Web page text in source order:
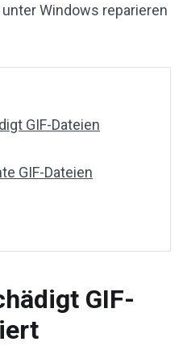
Windows reparieren
GIF-Dateien
GIF-Dateien
GIF-